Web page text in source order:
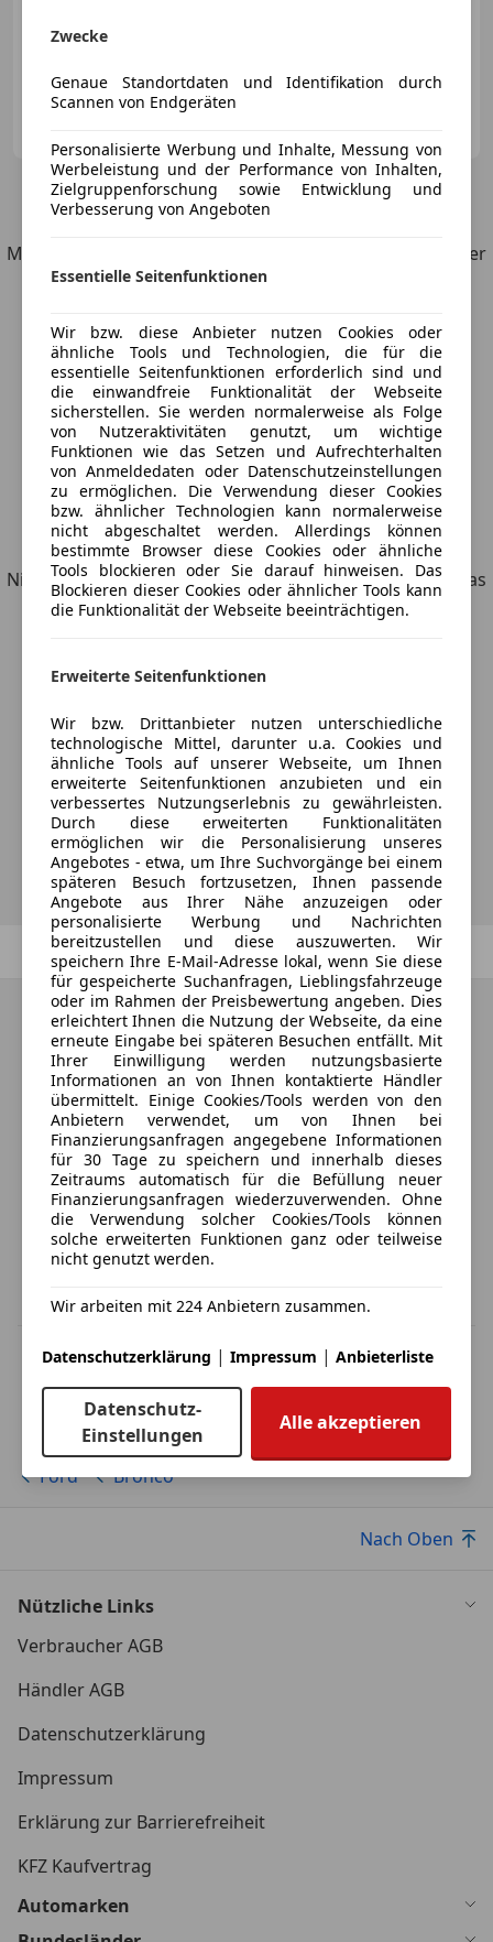
Huber KFZ GmbH - Kapfenberg
3 Angebotefür Ford Bronco
Möchtest du automatisch über neue Fahrzeuge zu deiner
Suche informiert werden?
Suche speichern
Entdecke ähnliche Fahrzeuge
Nicht ganz deine Suchkriterien, aber vielleicht genau, was
du suchst.
Fahrzeuge zu deiner Suche informiert
werden?
Suche speichern
Zurück 1/1 Weiter
MwSt. ausweisbar
Herstellerangabe für Neufahrzeuge. Je nach Kilometerstand,
Fahrverhalten, Batteriealter und Ladeverhalten kann die elektrische
Reichweite bei Gebrauchtwagen deutlich abweichen.
Ford Bronco
Nach Oben
Nützliche Links
Verbraucher AGB
Händler AGB
Datenschutzerklärung
Impressum
Erklärung zur Barrierefreiheit
KFZ Kaufvertrag
Automarken
Zwecke
Genaue Standortdaten und Identifikation durch
Scannen von Endgeräten
Personalisierte Werbung und Inhalte, Messung von
Werbeleistung und der Performance von Inhalten,
Zielgruppenforschung sowie Entwicklung und
Verbesserung von Angeboten
Essentielle Seitenfunktionen
Wir bzw. diese Anbieter nutzen Cookies oder
ähnliche Tools und Technologien, die für die
essentielle Seitenfunktionen erforderlich sind und
die einwandfreie Funktionalität der Webseite
sicherstellen. Sie werden normalerweise als Folge
von Nutzeraktivitäten genutzt, um wichtige
Funktionen wie das Setzen und Aufrechterhalten
von Anmeldedaten oder Datenschutzeinstellungen
zu ermöglichen. Die Verwendung dieser Cookies
bzw. ähnlicher Technologien kann normalerweise
nicht abgeschaltet werden. Allerdings können
bestimmte Browser diese Cookies oder ähnliche
Tools blockieren oder Sie darauf hinweisen. Das
Blockieren dieser Cookies oder ähnlicher Tools kann
die Funktionalität der Webseite beeinträchtigen.
Erweiterte Seitenfunktionen
Wir bzw. Drittanbieter nutzen unterschiedliche
technologische Mittel, darunter u.a. Cookies und
ähnliche Tools auf unserer Webseite, um Ihnen
erweiterte Seitenfunktionen anzubieten und ein
verbessertes Nutzungserlebnis zu gewährleisten.
Durch diese erweiterten Funktionalitäten
ermöglichen wir die Personalisierung unseres
Angebotes - etwa, um Ihre Suchvorgänge bei einem
späteren Besuch fortzusetzen, Ihnen passende
Angebote aus Ihrer Nähe anzuzeigen oder
personalisierte Werbung und Nachrichten
bereitzustellen und diese auszuwerten. Wir
speichern Ihre E-Mail-Adresse lokal, wenn Sie diese
für gespeicherte Suchanfragen, Lieblingsfahrzeuge
oder im Rahmen der Preisbewertung angeben. Dies
erleichtert Ihnen die Nutzung der Webseite, da eine
erneute Eingabe bei späteren Besuchen entfällt. Mit
Ihrer Einwilligung werden nutzungsbasierte
Informationen an von Ihnen kontaktierte Händler
übermittelt. Einige Cookies/Tools werden von den
Anbietern verwendet, um von Ihnen bei
Finanzierungsanfragen angegebene Informationen
für 30 Tage zu speichern und innerhalb dieses
Zeitraums automatisch für die Befüllung neuer
Finanzierungsanfragen wiederzuverwenden. Ohne
die Verwendung solcher Cookies/Tools können
solche erweiterten Funktionen ganz oder teilweise
nicht genutzt werden.
Wir arbeiten mit 224 Anbietern zusammen.
Datenschutzerklärung | Impressum | Anbieterliste
Datenschutz-
Einstellungen
Alle akzeptieren